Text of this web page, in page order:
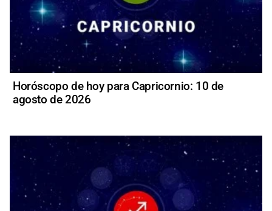
Horóscopo de hoy para Capricornio: 10 de
agosto de 2026